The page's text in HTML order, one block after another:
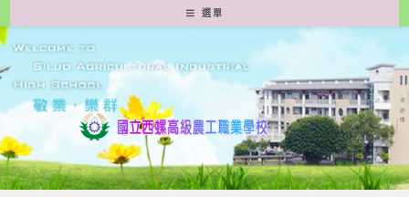
轉
至
要
容
選單